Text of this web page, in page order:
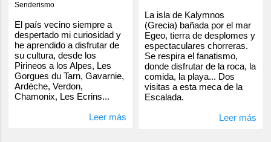
Senderismo
El país vecino siempre a
despertado mi curiosidad y
he aprendido a disfrutar de
su cultura, desde los
Pirineos a los Alpes, Les
Gorgues du Tarn, Gavarnie,
Ardéche, Verdon,
Chamonix, Les Ecrins...
Leer más
La isla de Kalymnos
(Grecia) bañada por el mar
Egeo, tierra de desplomes y
espectaculares chorreras.
Se respira el fanatismo,
donde disfrutar de la roca, la
comida, la playa... Dos
visitas a esta meca de la
Escalada.
Leer más